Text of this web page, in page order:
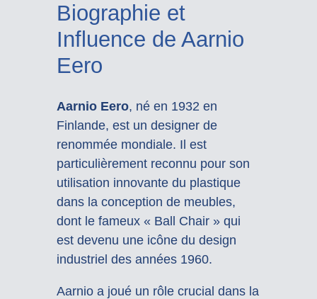
Biographie et
Influence de Aarnio
Eero
Aarnio Eero, né en 1932 en
Finlande, est un designer de
renommée mondiale. Il est
particulièrement reconnu pour son
utilisation innovante du plastique
dans la conception de meubles,
dont le fameux « Ball Chair » qui
est devenu une icône du design
industriel des années 1960.
Aarnio a joué un rôle crucial dans la